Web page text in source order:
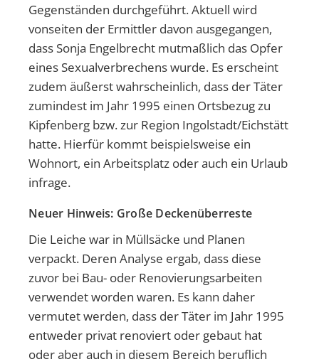
Gegenständen durchgeführt. Aktuell wird
vonseiten der Ermittler davon ausgegangen,
dass Sonja Engelbrecht mutmaßlich das Opfer
eines Sexualverbrechens wurde. Es erscheint
zudem äußerst wahrscheinlich, dass der Täter
zumindest im Jahr 1995 einen Ortsbezug zu
Kipfenberg bzw. zur Region Ingolstadt/Eichstätt
hatte. Hierfür kommt beispielsweise ein
Wohnort, ein Arbeitsplatz oder auch ein Urlaub
infrage.
Neuer Hinweis: Große Deckenüberreste
Die Leiche war in Müllsäcke und Planen
verpackt. Deren Analyse ergab, dass diese
zuvor bei Bau- oder Renovierungsarbeiten
verwendet worden waren. Es kann daher
vermutet werden, dass der Täter im Jahr 1995
entweder privat renoviert oder gebaut hat
oder aber auch in diesem Bereich beruflich